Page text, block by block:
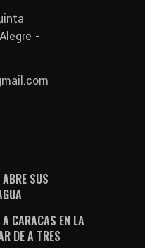
-
SUS
A CARACAS EN LA
DE A TRES